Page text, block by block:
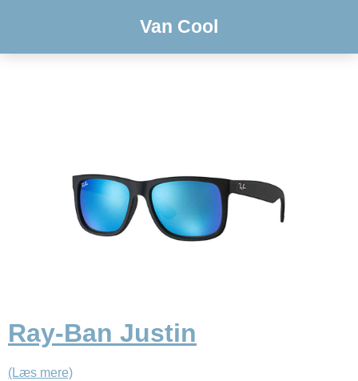
Van Cool
Ray-Ban Justin
(Læs mere)